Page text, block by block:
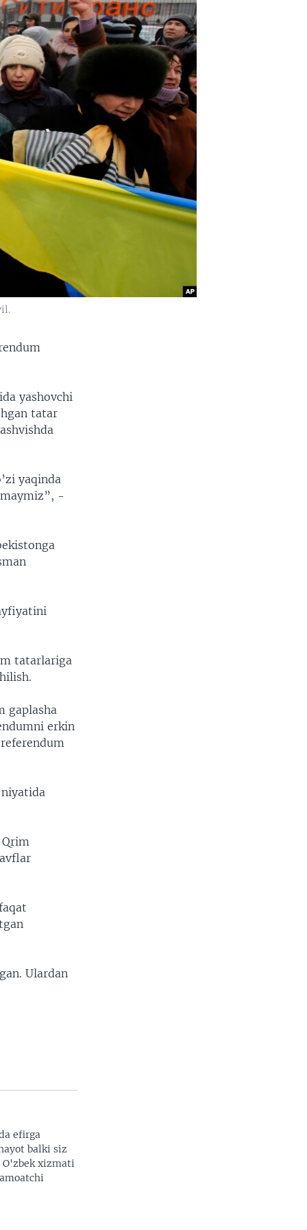
yashovchi
tatar
yaqinda
-
tatarlariga
gaplasha
erkin
Qrim
Ulardan
efirga
balki siz
xizmati